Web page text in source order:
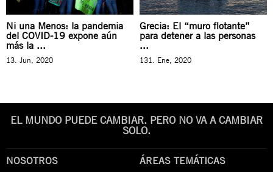
Ni una Menos: la pandemia
del COVID-19 expone aún
más la ...
13. Jun, 2020
Grecia: El “muro flotante”
para detener a las personas
...
131. Ene, 2020
EL MUNDO PUEDE CAMBIAR. PERO NO VA A CAMBIAR
SOLO.
NOSOTROS ÁREAS TEMÁTICAS